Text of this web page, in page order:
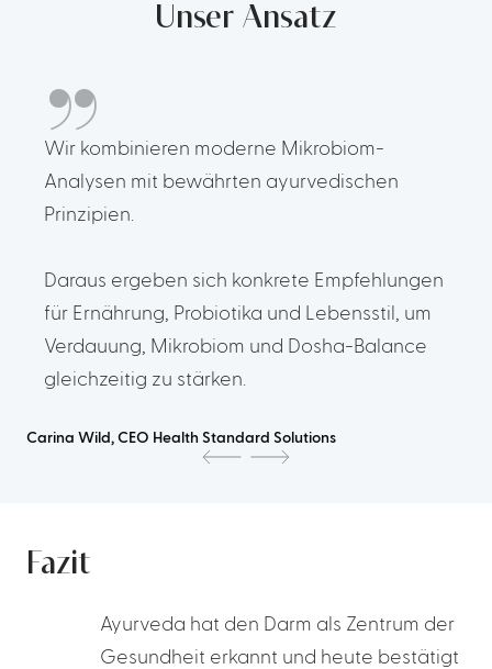
Unser Ansatz
„
Wir kombinieren moderne Mikrobiom-
Analysen mit bewährten ayurvedischen
Prinzipien.
Daraus ergeben sich konkrete Empfehlungen
für Ernährung, Probiotika und Lebensstil, um
Verdauung, Mikrobiom und Dosha-Balance
gleichzeitig zu stärken.
Carina Wild, CEO Health Standard Solutions
Fazit
Ayurveda hat den Darm als Zentrum der
Gesundheit erkannt und heute bestätigt